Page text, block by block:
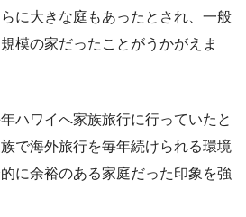
に大きな庭もあったとされ、一般
模の家だったことがうかがえま
ハワイへ家族旅行に行っていたと
で海外旅行を毎年続けられる環境
に余裕のある家庭だった印象を強